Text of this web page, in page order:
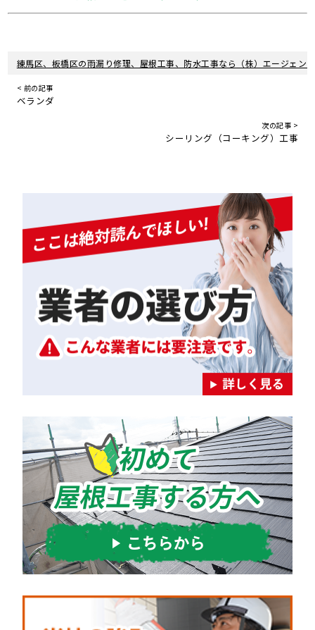
練馬区、板橋区の雨漏り修理、屋根工事、防水工事なら（株）エージェント
< 前の記事
ベランダ
次の記事 >
シーリング（コーキング）工事